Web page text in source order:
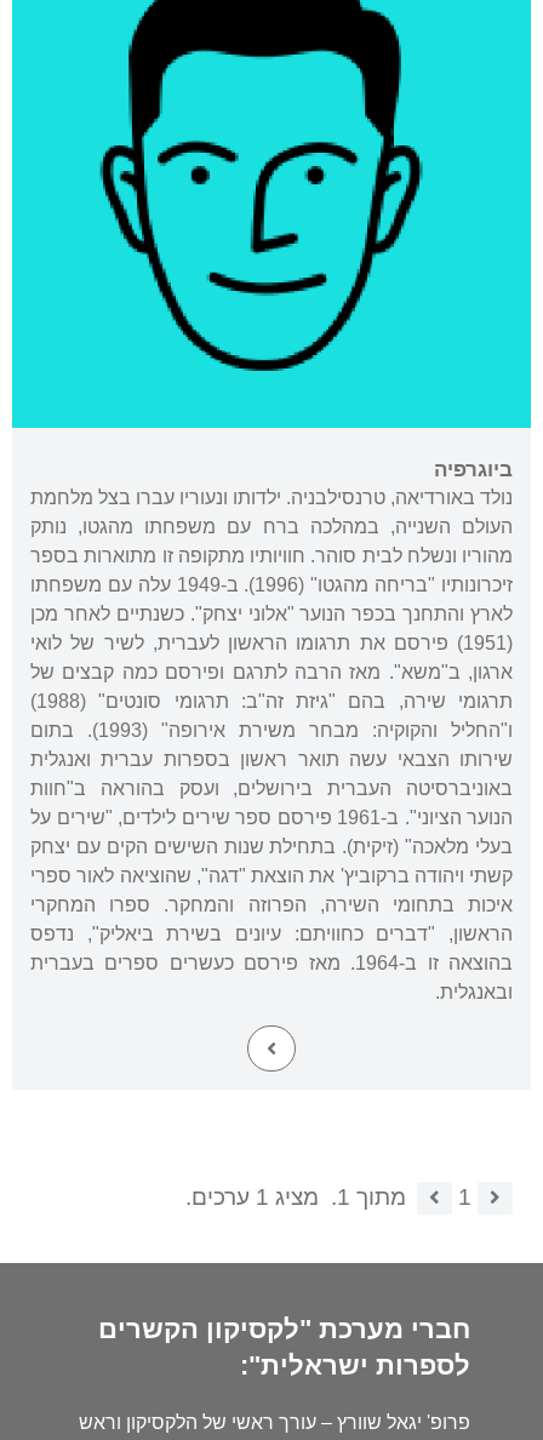
ביוגרפיה
נולד באורדיאה, טרנסילבניה. ילדותו ונעוריו עברו בצל מלחמת
העולם השנייה, במהלכה ברח עם משפחתו מהגטו, נותק
מהוריו ונשלח לבית סוהר. חוויותיו מתקופה זו מתוארות בספר
זיכרונותיו "בריחה מהגטו" (1996). ב-1949 עלה עם משפחתו
לארץ והתחנך בכפר הנוער "אלוני יצחק". כשנתיים לאחר מכן
(1951) פירסם את תרגומו הראשון לעברית, לשיר של לואי
ארגון, ב"משא". מאז הרבה לתרגם ופירסם כמה קבצים של
תרגומי שירה, בהם "גיזת זה"ב: תרגומי סונטים" (1988)
ו"החליל והקוקיה: מבחר משירת אירופה" (1993). בתום
שירותו הצבאי עשה תואר ראשון בספרות עברית ואנגלית
באוניברסיטה העברית בירושלים, ועסק בהוראה ב"חוות
הנוער הציוני". ב-1961 פירסם ספר שירים לילדים, "שירים על
בעלי מלאכה" (זיקית). בתחילת שנות השישים הקים עם יצחק
קשתי ויהודה ברקוביץ' את הוצאת "דגה", שהוציאה לאור ספרי
איכות בתחומי השירה, הפרוזה והמחקר. ספרו המחקרי
הראשון, "דברים כחוויתם: עיונים בשירת ביאליק", נדפס
בהוצאה זו ב-1964. מאז פירסם כעשרים ספרים בעברית
ובאנגלית.
1 מתוך 1. מציג 1 ערכים.
חברי מערכת "לקסיקון הקשרים
לספרות ישראלית":
פרופ' יגאל שוורץ – עורך ראשי של הלקסיקון וראש